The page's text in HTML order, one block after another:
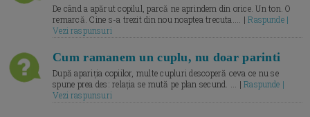
De când a apărut copilul, parcă ne aprindem din orice. Un ton. O
remarcă. Cine s-a trezit din nou noaptea trecuta.... |Raspunde |
Vezi raspunsuri
Cum ramanem un cuplu, nu doar parinti
După apariția copiilor, multe cupluri descoperă ceva ce nu se
spune prea des: relația se mută pe plan secund. ... |Raspunde |
Vezi raspunsuri